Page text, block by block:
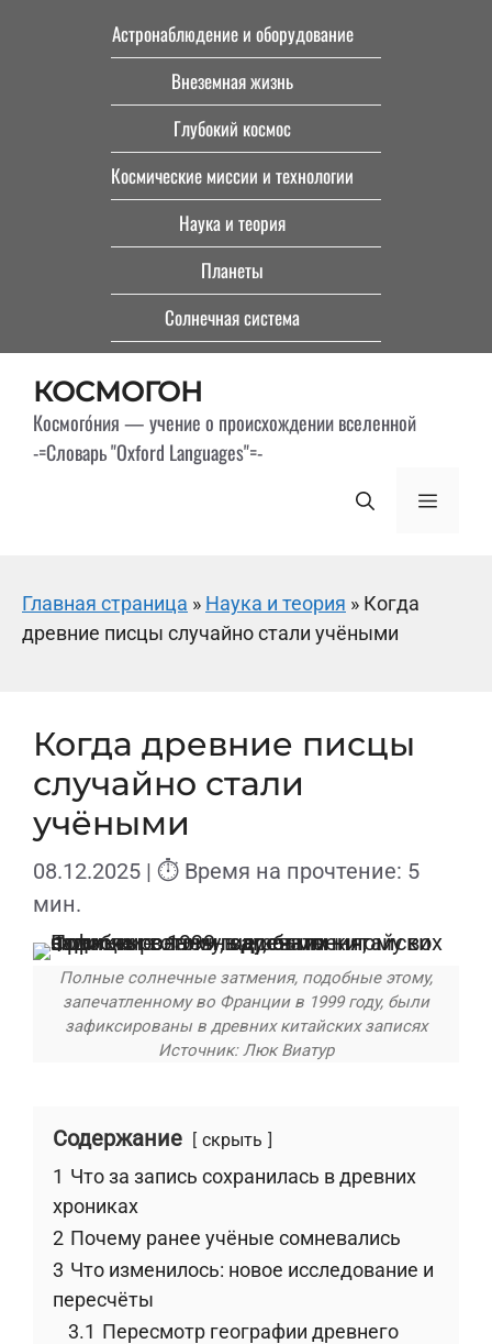
Астронаблюдение и оборудование
Внеземная жизнь
Глубокий космос
Космические миссии и технологии
Наука и теория
Планеты
Солнечная система
КОСМОГОН
Космого́ния — учение о происхождении вселенной
-=Словарь "Oxford Languages"=-
Меню
Главная страница » Наука и теория » Когда
древние писцы случайно стали учёными
Когда древние писцы
случайно стали
учёными
08.12.2025 | ⏱ Время на прочтение: 5
мин.
Полные солнечные затмения, подобные этому,
запечатленному во Франции в 1999 году, были
зафиксированы в древних китайских записях
Источник: Люк Виатур
Содержание скрыть
1 Что за запись сохранилась в древних
хрониках
2 Почему ранее учёные сомневались
3 Что изменилось: новое исследование и
пересчёты
3.1 Пересмотр географии древнего